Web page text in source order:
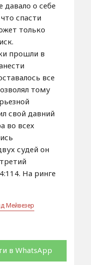
давало о себе
спасти
только
прошли в
все
тому
свой давний
во всех
судей он
На ринге
Мейвезер
в WhatsApp